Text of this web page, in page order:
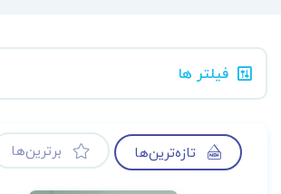
فیلتر ها
تازه‌ترین‌ها برترین‌ها